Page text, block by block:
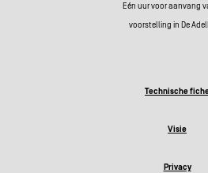
Eén uur voor aanvang
voorstelling in De
Technische
Visie
Privacy